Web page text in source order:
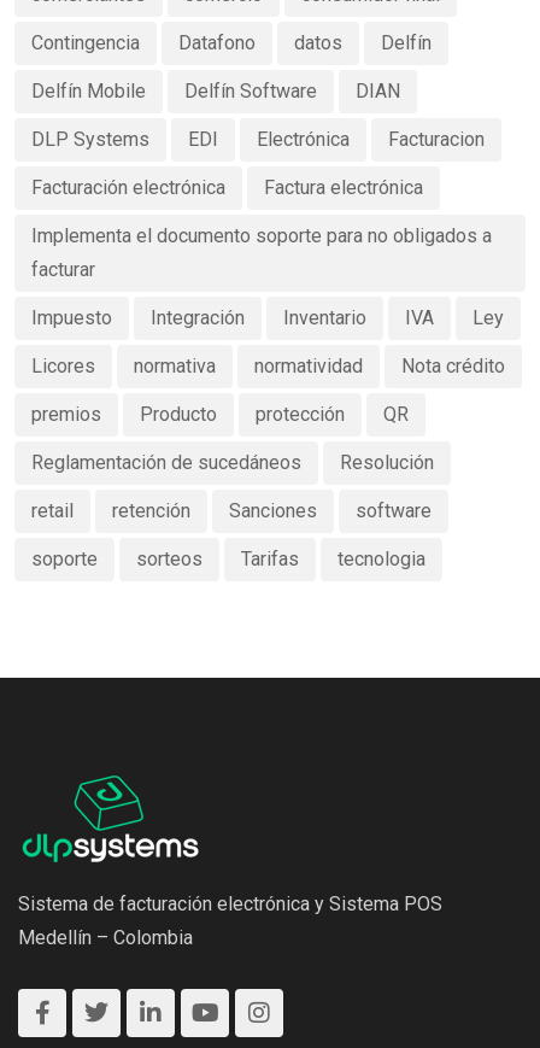
Contingencia Datafono datos Delfín
Delfín Mobile Delfín Software DIAN
DLP Systems EDI Electrónica Facturacion
Facturación electrónica Factura electrónica
Implementa el documento soporte para no obligados a
facturar
Impuesto Integración Inventario IVA Ley
Licores normativa normatividad Nota crédito
premios Producto protección QR
Reglamentación de sucedáneos Resolución
retail retención Sanciones software
soporte sorteos Tarifas tecnologia
Sistema de facturación electrónica y Sistema POS
Medellín – Colombia